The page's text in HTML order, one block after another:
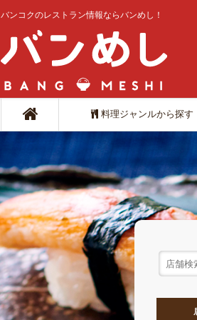
バンコクのレストラン情報ならバンめし！
料理ジャンルから探す